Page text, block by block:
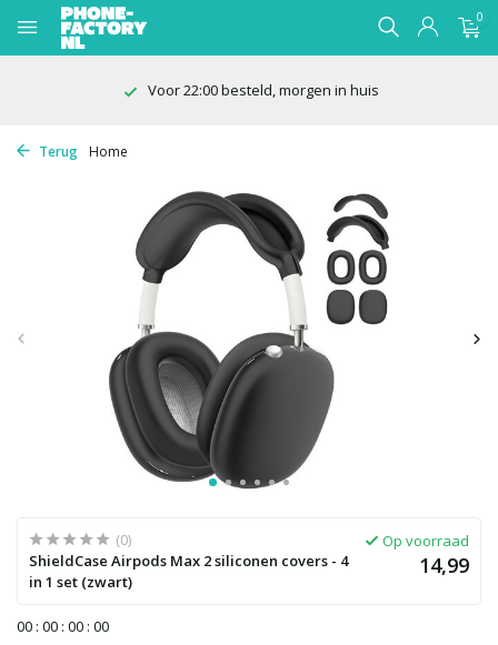
0
Voor 22:00 besteld, morgen in huis
Terug Home
(0)
ShieldCase Airpods Max 2 siliconen covers - 4
in 1 set (zwart)
Op voorraad
14,99
00 : 00 : 00 : 00